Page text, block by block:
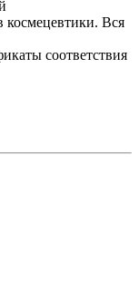
космецевтики. Вся
соответствия